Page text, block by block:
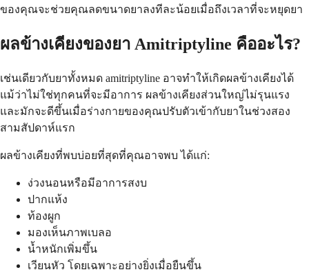
ของคุณจะช่วยคุณลดขนาดยาลงทีละน้อยเมื่อถึงเวลาที่จะหยุดยา
ผลข้างเคียงของยา Amitriptyline คืออะไร?
เช่นเดียวกับยาทั้งหมด amitriptyline อาจทำให้เกิดผลข้างเคียงได้
แม้ว่าไม่ใช่ทุกคนที่จะมีอาการ ผลข้างเคียงส่วนใหญ่ไม่รุนแรง
และมักจะดีขึ้นเมื่อร่างกายของคุณปรับตัวเข้ากับยาในช่วงสอง
สามสัปดาห์แรก
ผลข้างเคียงที่พบบ่อยที่สุดที่คุณอาจพบ ได้แก่:
ง่วงนอนหรือมีอาการสงบ
ปากแห้ง
ท้องผูก
มองเห็นภาพเบลอ
น้ำหนักเพิ่มขึ้น
เวียนหัว โดยเฉพาะอย่างยิ่งเมื่อยืนขึ้น